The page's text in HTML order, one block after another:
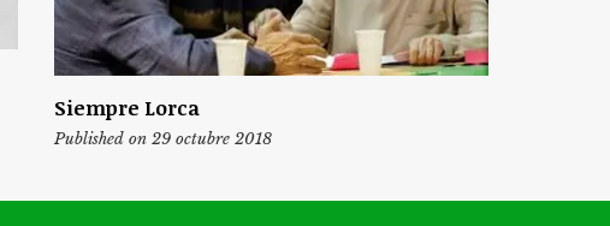
Siempre Lorca
Published on 29 octubre 2018